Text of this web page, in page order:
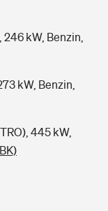
kW, Benzin,
kW, Benzin,
445 kW,